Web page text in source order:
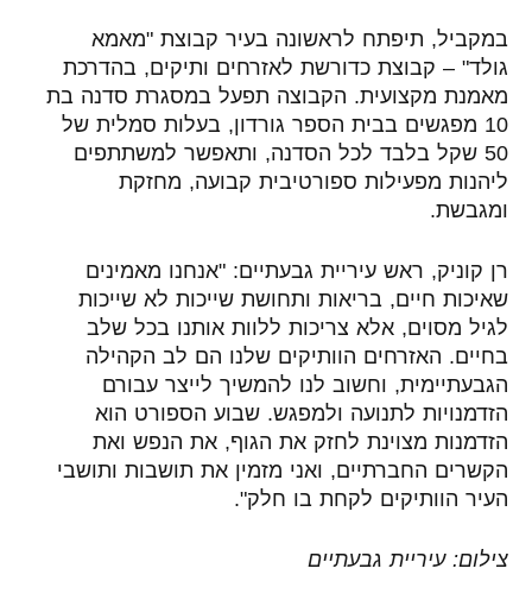
במקביל, תיפתח לראשונה בעיר קבוצת "מאמא
גולד" – קבוצת כדורשת לאזרחים ותיקים, בהדרכת
מאמנת מקצועית. הקבוצה תפעל במסגרת סדנה בת
10 מפגשים בבית הספר גורדון, בעלות סמלית של
50 שקל בלבד לכל הסדנה, ותאפשר למשתתפים
ליהנות מפעילות ספורטיבית קבועה, מחזקת
ומגבשת.
רן קוניק, ראש עיריית גבעתיים: "אנחנו מאמינים
שאיכות חיים, בריאות ותחושת שייכות לא שייכות
לגיל מסוים, אלא צריכות ללוות אותנו בכל שלב
בחיים. האזרחים הוותיקים שלנו הם לב הקהילה
הגבעתיימית, וחשוב לנו להמשיך לייצר עבורם
הזדמנויות לתנועה ולמפגש. שבוע הספורט הוא
הזדמנות מצוינת לחזק את הגוף, את הנפש ואת
הקשרים החברתיים, ואני מזמין את תושבות ותושבי
העיר הוותיקים לקחת בו חלק".
צילום: עיריית גבעתיים